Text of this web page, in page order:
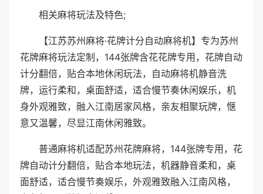
相关麻将玩法及特色;
【江苏苏州麻将·花牌计分自动麻将机】专为苏州
花牌麻将玩法定制，144张牌含花花牌专用，花牌自动
计分翻倍，贴合本地休闲玩法，自动麻将机静音洗
牌，运行柔和，桌面舒适，适合慢节奏休闲娱乐，机
身外观雅致，融入江南居家风格，亲友相聚玩牌，惬
意又温馨，尽显江南休闲雅致。
普通麻将机适配苏州花牌麻将，144张牌专用，花
牌自动计分翻倍，贴合本地玩法，机器静音柔和，桌
面舒适，适合慢节奏娱乐，外观雅致融入江南风格，